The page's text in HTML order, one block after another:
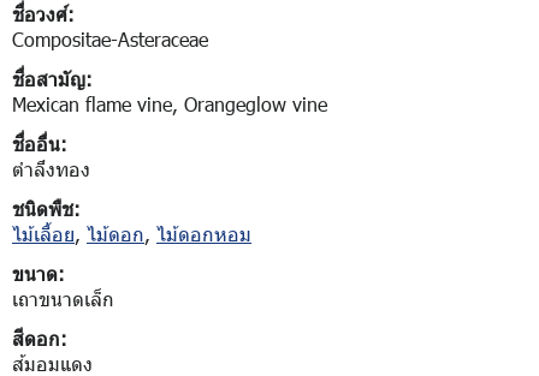
ชื่อวงศ์:
Compositae-Asteraceae
ชื่อสามัญ:
Mexican flame vine, Orangeglow vine
ชื่ออื่น:
ตำลึงทอง
ชนิดพืช:
ไม้เลื้อย, ไม้ดอก, ไม้ดอกหอม
ขนาด:
เถาขนาดเล็ก
สีดอก:
ส้มอมแดง